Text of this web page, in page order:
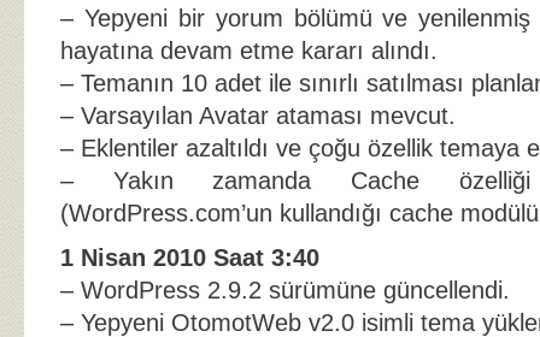
– Yepyeni bir yorum bölümü ve yenilenmiş
hayatına devam etme kararı alındı.
– Temanın 10 adet ile sınırlı satılması
– Varsayılan Avatar ataması mevcut.
– Eklentiler azaltıldı ve çoğu özellik temaya
– Yakın zamanda Cache
(WordPress.com’un kullandığı cache
1 Nisan 2010 Saat 3:40
– WordPress 2.9.2 sürümüne güncellendi.
– Yepyeni OtomotWeb v2.0 isimli tema